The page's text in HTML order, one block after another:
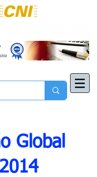
Global
2014